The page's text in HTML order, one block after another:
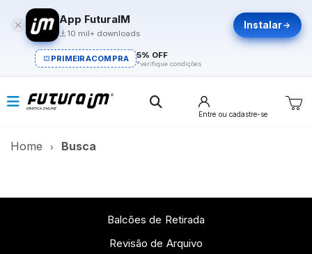
App FuturaIM
10 mil+ downloads
Instalar
PRIMEIRACOMPRA 5% OFF
*verifique condições
Entre ou cadastre-se
Home Busca
Balcões de Retirada
Revisão de Arquivo